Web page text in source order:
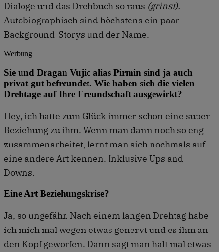
Dialoge und das Drehbuch so raus (grinst).
Autobiographisch sind höchstens ein paar
Background-Storys und der Name.
Werbung
Sie und Dragan Vujic alias Pirmin sind ja auch
privat gut befreundet. Wie haben sich die vielen
Drehtage auf Ihre Freundschaft ausgewirkt?
Hey, ich hatte zum Glück immer schon eine super
Beziehung zu ihm. Wenn man dann noch so eng
zusammenarbeitet, lernt man sich nochmals auf
eine andere Art kennen. Inklusive Ups and
Downs.
Eine Art Beziehungskrise?
Ja, so ungefähr. Nach einem langen Drehtag habe
ich mich mal wegen etwas genervt und es ihm an
den Kopf geworfen. Dann sagt man halt mal etwas